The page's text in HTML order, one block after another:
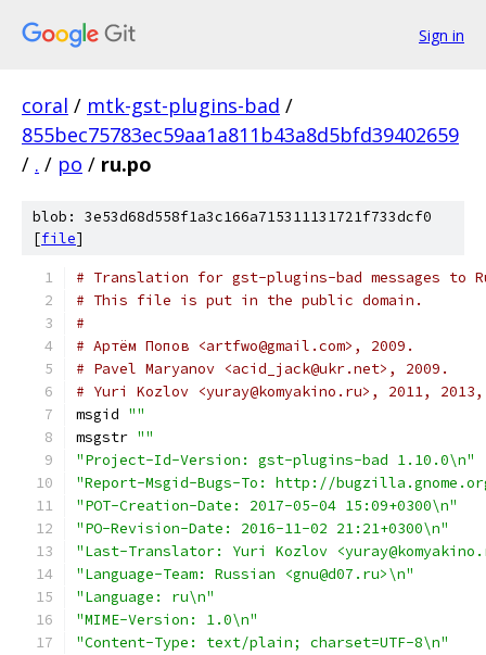
Sign in
coral / mtk-gst-plugins-bad /
855bec75783ec59aa1a811b43a8d5bfd39402659
/ . / po / ru.po
blob: 3e53d68d558f1a3c166a715311131721f733dcf0
[file]
# Translation for gst-plugins-bad messages to
# This file is put in the public domain.
#
# Артём Попов <artfwo@gmail.com>, 2009.
# Pavel Maryanov <acid_jack@ukr.net>, 2009.
# Yuri Kozlov <yuray@komyakino.ru>, 2011,
msgid ""
msgstr ""
"Project-Id-Version: gst-plugins-bad 1.10.0\n"
"Report-Msgid-Bugs-To: http://
"POT-Creation-Date: 2017-05-04 15:09+0300\n"
"PO-Revision-Date: 2016-11-02 21:21+0300\n"
"Last-Translator: Yuri Kozlov
"Language-Team: Russian <gnu@d07.ru>\n"
"Language: ru\n"
"MIME-Version: 1.0\n"
"Content-Type: text/plain; charset=UTF-8\n"